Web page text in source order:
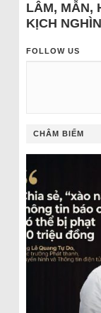
LÂM, MẪN,
KỊCH
FOLLOW US
CHÂM BIẾM